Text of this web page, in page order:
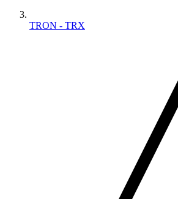
TRON - TRX